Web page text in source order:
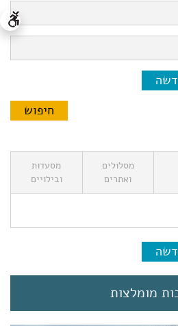
מסלולים
ואתרים
מסעדות
ובילויים
מומלצות